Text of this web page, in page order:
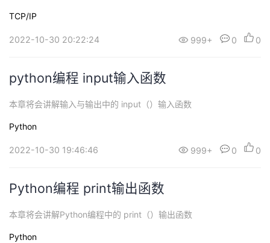
TCP/IP
2022-10-30 20:22:24 999+ 0 0
python编程 input输入函数
本章将会讲解输入与输出中的 input（）输入函数
Python
2022-10-30 19:46:46 999+ 0 0
Python编程 print输出函数
本章将会讲解Python编程中的 print（）输出函数
Python